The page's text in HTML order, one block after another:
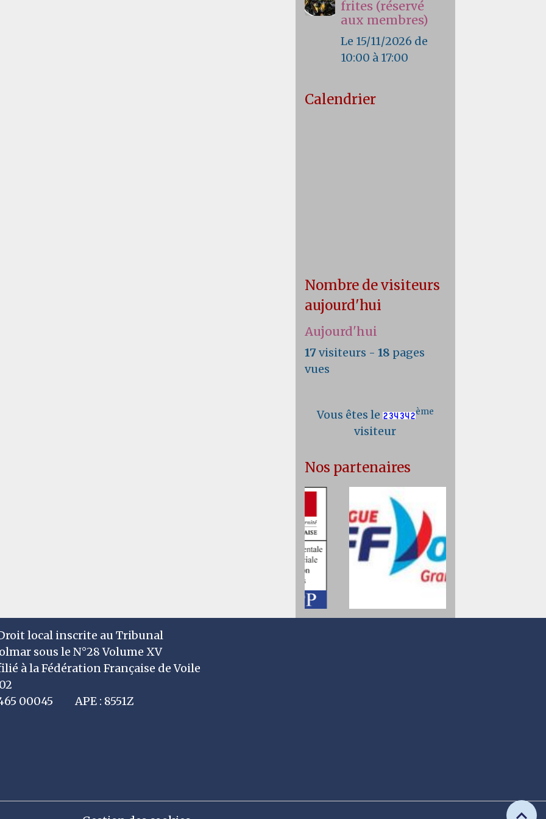
frites (réservé
aux membres)
Le 15/11/2026 de
10:00 à 17:00
Calendrier
Nombre de visiteurs
aujourd'hui
Aujourd'hui
17 visiteurs -18 pages
vues
Vous êtes le ème
visiteur
Nos partenaires
local inscrite au Tribunal
sous le N°28 Volume XV
à la Fédération Française de Voile
00045 APE : 8551Z